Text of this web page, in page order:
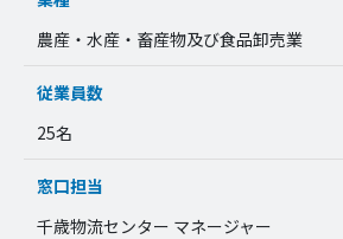
農産・水産・畜産物及び食品卸売業
従業員数
25名
窓口担当
千歳物流センター マネージャー